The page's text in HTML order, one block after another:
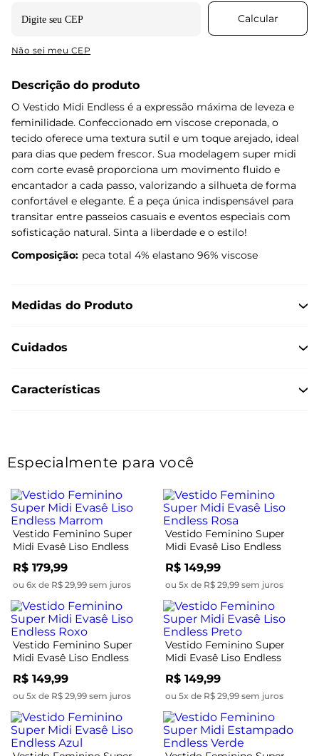
Não sei meu CEP
Descrição do produto
O Vestido Midi Endless é a expressão máxima de leveza e
feminilidade. Confeccionado em viscose creponada, o
tecido oferece uma textura sutil e um toque arejado, ideal
para dias que pedem frescor. Sua modelagem super midi
com corte evasê proporciona um movimento fluido e
encantador a cada passo, valorizando a silhueta de forma
confortável e elegante. É a peça única indispensável para
transitar entre passeios casuais e eventos especiais com
sofisticação natural. Sinta a liberdade e o estilo!
Composição: peca total 4% elastano 96% viscose
Medidas do Produto
Cuidados
Características
Especialmente para você
Vestido Feminino Super
Midi Evasê Liso Endless
Marrom
R$ 179,99
ou 6x de R$ 29,99 sem juros
Vestido Feminino Super
Midi Evasê Liso Endless
Rosa
R$ 149,99
ou 5x de R$ 29,99 sem juros
Vestido Feminino Super
Midi Evasê Liso Endless
Roxo
R$ 149,99
ou 5x de R$ 29,99 sem juros
Vestido Feminino Super
Midi Evasê Liso Endless
Preto
R$ 149,99
ou 5x de R$ 29,99 sem juros